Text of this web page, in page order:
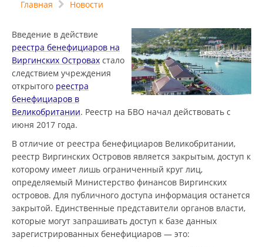
Главная Новости
Введение в действие
реестра бенефициаров на
Виргинских Островах стало
следствием учреждения
открытого реестра
бенефициаров в
Великобритании. Реестр на БВО начал действовать с
июня 2017 года.
В отличие от реестра бенефициаров Великобритании,
реестр Виргинских Островов является закрытым, доступ к
которому имеет лишь ограниченный круг лиц,
определяемый Министерство финансов Виргинских
островов. Для публичного доступа информация останется
закрытой. Единственные представители органов власти,
которые могут запрашивать доступ к базе данных
зарегистрированных бенефициаров — это: